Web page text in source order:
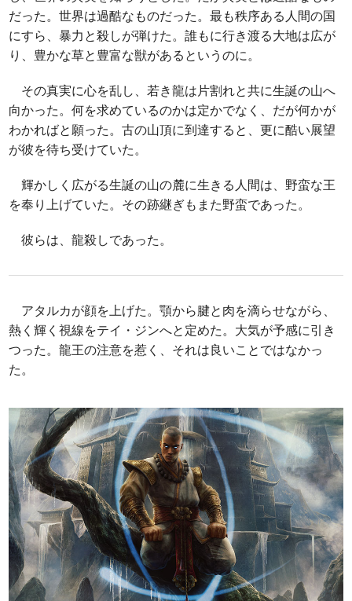
だった。世界は過酷なものだった。最も秩序ある人間の国
にすら、暴力と殺しが弾けた。誰もに行き渡る大地は広が
り、豊かな草と豊富な獣があるというのに。
その真実に心を乱し、若き龍は片割れと共に生誕の山へ
向かった。何を求めているのかは定かでなく、だが何かが
わかればと願った。古の山頂に到達すると、更に酷い展望
が彼を待ち受けていた。
輝かしく広がる生誕の山の麓に生きる人間は、野蛮な王
を奉り上げていた。その跡継ぎもまた野蛮であった。
彼らは、龍殺しであった。
アタルカが顔を上げた。顎から腱と肉を滴らせながら、
熱く輝く視線をテイ・ジンへと定めた。大気が予感に引き
つった。龍王の注意を惹く、それは良いことではなかっ
た。